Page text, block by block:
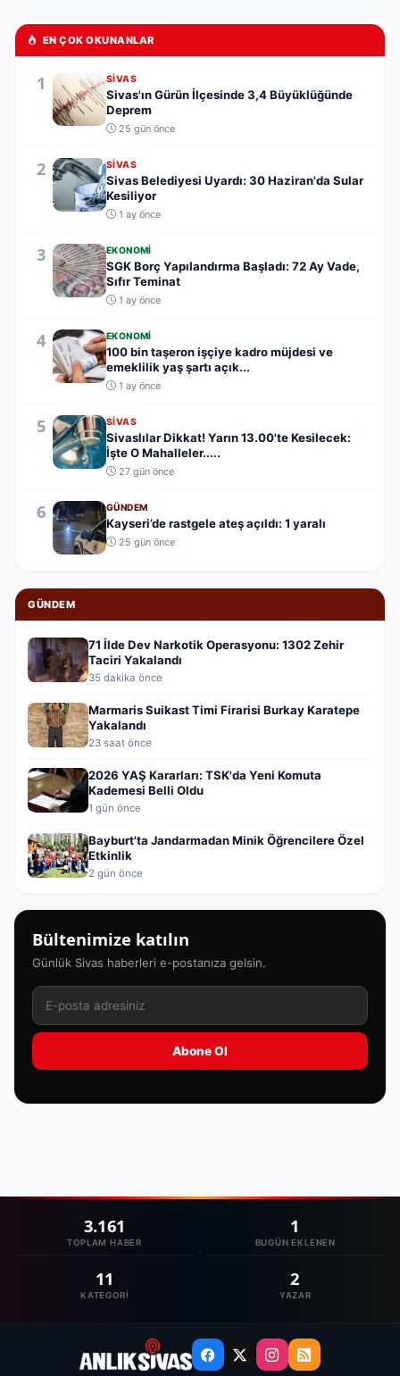
EN ÇOK OKUNANLAR
1 SIVAS
Sivas'ın Gürün İlçesinde 3,4 Büyüklüğünde
Deprem
25 gün önce
2 SIVAS
Sivas Belediyesi Uyardı: 30 Haziran'da Sular
Kesiliyor
1 ay önce
3 EKONOMI
SGK Borç Yapılandırma Başladı: 72 Ay Vade,
Sıfır Teminat
1 ay önce
4 EKONOMI
100 bin taşeron işçiye kadro müjdesi ve
emeklilik yaş şartı açık...
1 ay önce
5 SIVAS
Sivaslılar Dikkat! Yarın 13.00'te Kesilecek:
İşte O Mahalleler.....
27 gün önce
6 GÜNDEM
Kayseri’de rastgele ateş açıldı: 1 yaralı
25 gün önce
GÜNDEM
71 İlde Dev Narkotik Operasyonu: 1302 Zehir
Taciri Yakalandı
35 dakika önce
Marmaris Suikast Timi Firarisi Burkay Karatepe
Yakalandı
23 saat önce
2026 YAŞ Kararları: TSK'da Yeni Komuta
Kademesi Belli Oldu
1 gün önce
Bayburt'ta Jandarmadan Minik Öğrencilere Özel
Etkinlik
2 gün önce
Bültenimize katılın
Günlük Sivas haberleri e-postanıza gelsin.
Abone Ol
3.161
TOPLAM HABER
1
BUGÜN EKLENEN
11
KATEGORI
2
YAZAR